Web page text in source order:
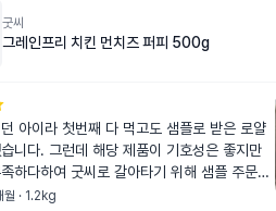
굿씨
그레인프리 치킨 먼치즈 퍼피 500g
아이라 첫번째 다 먹고도 샘플로 받은 로얄
니다. 그런데 해당 제품이 기호성은 좋지만
하다하여 굿씨로 갈아타기 위해 샘플 주문했
부터 5대5 비율로 급여했는데 잘 먹네요. 그
월 · 1.2kg